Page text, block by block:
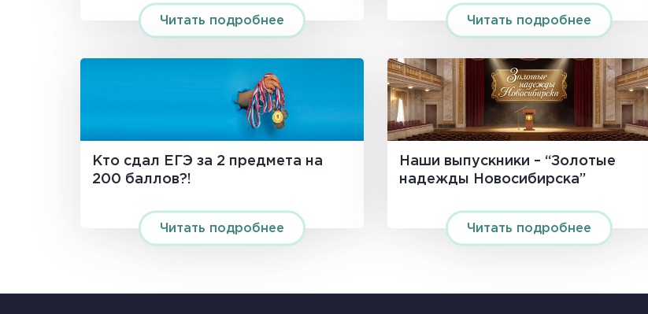
Читать подробнее Читать подробнее
Кто сдал ЕГЭ за 2 предмета на
200 баллов?!
Читать подробнее
Наши выпускники – “Золотые
надежды Новосибирска”
Читать подробнее